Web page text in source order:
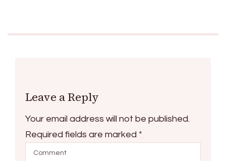
Leave a Reply
Your email address will not be published.
Required fields are marked *